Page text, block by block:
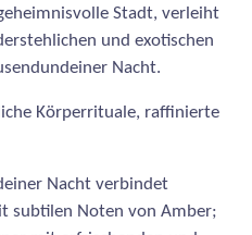
Stadt, verleiht
und exotischen
Nacht.
Körperrituale, raffinierte
Nacht verbindet
subtilen Noten von Amber;